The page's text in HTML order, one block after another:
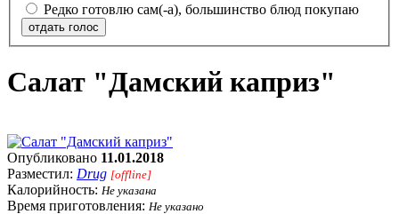
Редко готовлю сам(-а), большинство блюд покупаю
отдать голос
Салат "Дамский каприз"
Опубликовано 11.01.2018
Разместил: Drug [offline]
Калорийность: Не указана
Время приготовления: Не указано